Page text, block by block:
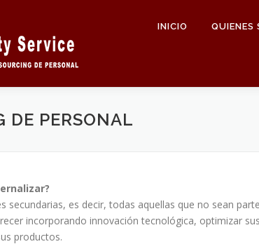
INICIO QUIENES
DE PERSONAL
secundarias, es decir, todas aquellas que no sean
incorporando innovación tecnológica, optimizar
productos.